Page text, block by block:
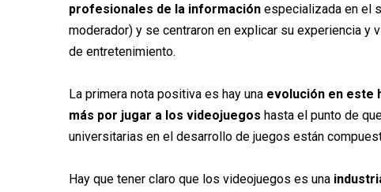
profesionales de la información especializada en el
moderador) y se centraron en explicar su experiencia
de entretenimiento.
La primera nota positiva es hay una evolución en este
más por jugar a los videojuegos hasta el punto de
universitarias en el desarrollo de juegos están
Hay que tener claro que los videojuegos es una